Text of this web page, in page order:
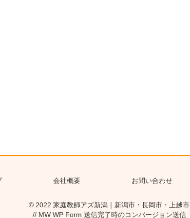
会社概要 お問い合わせ
© 2022 家庭教師アズ新潟｜新潟市・長岡市・上越市
// MW WP Form 送信完了時のコンバージョン送信